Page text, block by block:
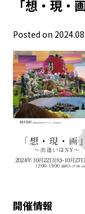
「想・現・
Posted on
開催情報